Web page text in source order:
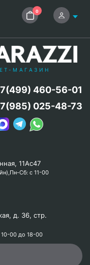
0
МАГАЗИН
11Ас47
Сб: с 11-00
д. 36, стр.
00 до 18-00
460-56-01
025-48-73